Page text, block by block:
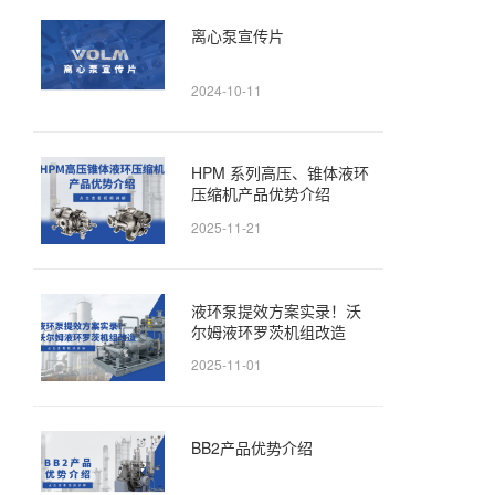
离心泵宣传片
2024-10-11
HPM 系列高压、锥体液环
压缩机产品优势介绍
2025-11-21
液环泵提效方案实录！沃
尔姆液环罗茨机组改造
2025-11-01
BB2产品优势介绍